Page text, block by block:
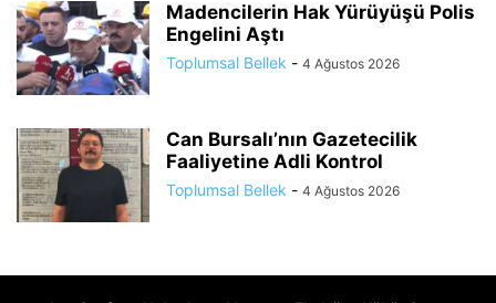
Madencilerin Hak Yürüyüşü Polis
Engelini Aştı
Toplumsal Bellek - 4 Ağustos 2026
Can Bursalı’nın Gazetecilik
Faaliyetine Adli Kontrol
Toplumsal Bellek - 4 Ağustos 2026